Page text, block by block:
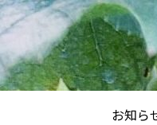
お知ら